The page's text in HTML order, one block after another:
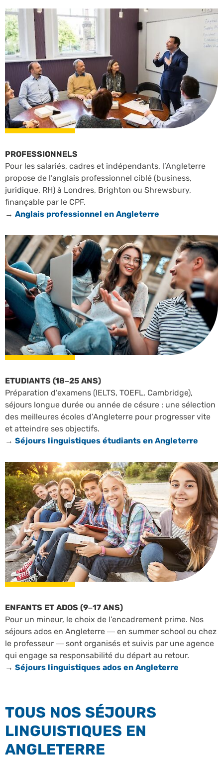
PROFESSIONNELS
Pour les salariés, cadres et indépendants, l’Angleterre
propose de l’anglais professionnel ciblé (business,
juridique, RH) à Londres, Brighton ou Shrewsbury,
finançable par le CPF.
→ Anglais professionnel en Angleterre
ETUDIANTS (18–25 ANS)
Préparation d’examens (IELTS, TOEFL, Cambridge),
séjours longue durée ou année de césure : une sélection
des meilleures écoles d’Angleterre pour progresser vite
et atteindre ses objectifs.
→ Séjours linguistiques étudiants en Angleterre
ENFANTS ET ADOS (9–17 ANS)
Pour un mineur, le choix de l’encadrement prime. Nos
séjours ados en Angleterre — en summer school ou chez
le professeur — sont organisés et suivis par une agence
qui engage sa responsabilité du départ au retour.
→ Séjours linguistiques ados en Angleterre
TOUS NOS SÉJOURS
LINGUISTIQUES EN
ANGLETERRE